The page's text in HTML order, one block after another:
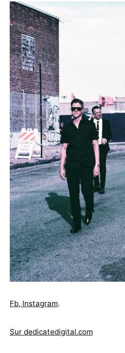
Fb, Instagram.
Sur dedicatedigital.com